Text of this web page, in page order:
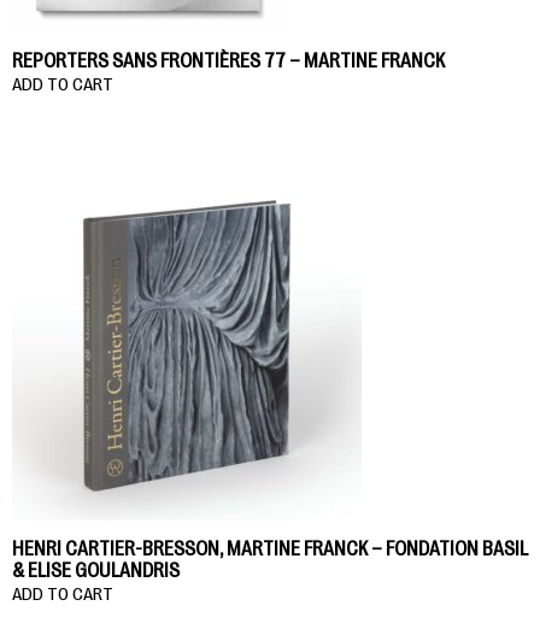
REPORTERS SANS FRONTIÈRES 77 – MARTINE FRANCK
ADD TO CART
HENRI CARTIER-BRESSON, MARTINE FRANCK – FONDATION BASIL
& ELISE GOULANDRIS
ADD TO CART